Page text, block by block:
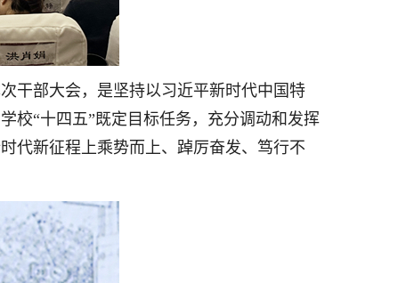
干部大会，是坚持以习近平新时代中国特
校“十四五”既定目标任务，充分调动和发挥
代新征程上乘势而上、踔厉奋发、笃行不